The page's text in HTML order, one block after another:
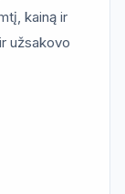
kainą ir
užsakovo